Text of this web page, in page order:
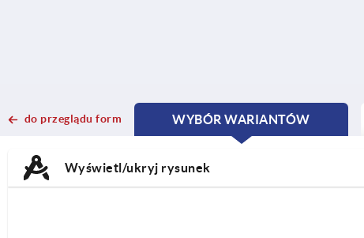
do przeglądu form
WYBÓR WARIANTÓW
CURRENT
CURRENT
Wyświetl/ukryj rysunek